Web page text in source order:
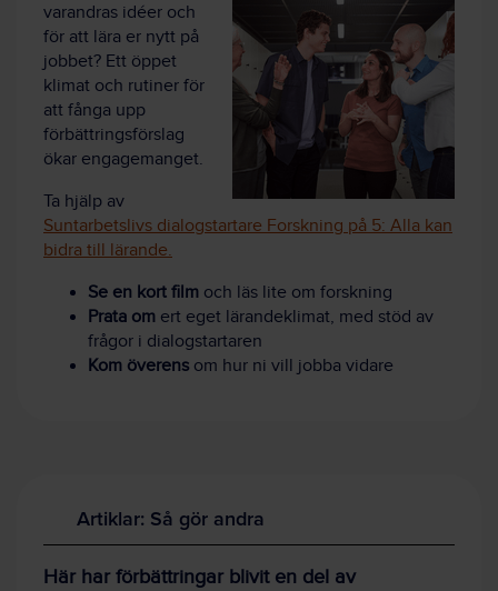
varandras idéer och
för att lära er nytt på
jobbet? Ett öppet
klimat och rutiner för
att fånga upp
förbättringsförslag
ökar engagemanget.
Ta hjälp av
Suntarbetslivs dialogstartare Forskning på 5: Alla kan
bidra till lärande.
Se en kort film och läs lite om forskning
Prata om ert eget lärandeklimat, med stöd av
frågor i dialogstartaren
Kom överens om hur ni vill jobba vidare
Artiklar: Så gör andra
Här har förbättringar blivit en del av